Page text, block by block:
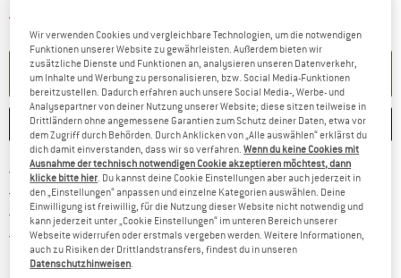
Artikel zur Zeit leider ausverkauft
BENACHRICHTIGUNG EINRICHTEN
MERKEN VERGLEICHEN
Portofrei ab CHF 100 (CH)Finde mehr Informationen zu den
100 Tage RückgaberechtGehe hier zu den Rückgabe-
Kauf auf RechnungFinde die Zahlungs-Infos hier! Öffnet
Trusted Shops KäuferschutzFinde alle Infos hier!
Wir verwenden Cookies und vergleichbare Technologien, um die notwendigen
Funktionen unserer Website zu gewährleisten. Außerdem bieten wir
zusätzliche Dienste und Funktionen an, analysieren unseren Datenverkehr,
um Inhalte und Werbung zu personalisieren, bzw. Social Media-Funktionen
bereitzustellen. Dadurch erfahren auch unsere Social Media-, Werbe- und
Analysepartner von deiner Nutzung unserer Website; diese sitzen teilweise in
Drittländern ohne angemessene Garantien zum Schutz deiner Daten, etwa vor
dem Zugriff durch Behörden. Durch Anklicken von „Alle auswählen“ erklärst du
dich damit einverstanden, dass wir so verfahren.Wenn du keine Cookies mit
Ausnahme der technisch notwendigen Cookie akzeptieren möchtest, dann
klicke bitte hier. Du kannst deine Cookie Einstellungen aber auch jederzeit in
den „Einstellungen“ anpassen und einzelne Kategorien auswählen. Deine
Einwilligung ist freiwillig, für die Nutzung dieser Website nicht notwendig und
kann jederzeit unter „Cookie Einstellungen“ im unteren Bereich unserer
Webseite widerrufen oder erstmals vergeben werden. Weitere Informationen,
auch zu Risiken der Drittlandstransfers, findest du in unseren
Datenschutzhinweisen.